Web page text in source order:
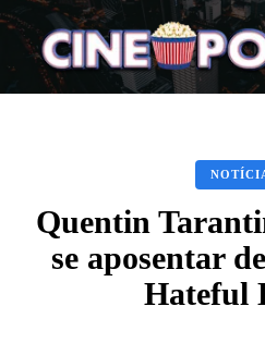
Quentin
se aposentar
Hateful